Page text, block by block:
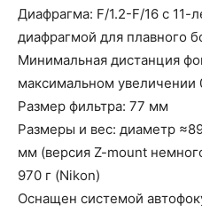
Диафрагма: F/1.2-F/16 с 11-
диафрагмой для плавного
Минимальная дистанция
максимальном увеличении
Размер фильтра: 77 мм
Размеры и вес: диаметр
мм (версия Z-mount
970 г (Nikon)
Оснащен системой